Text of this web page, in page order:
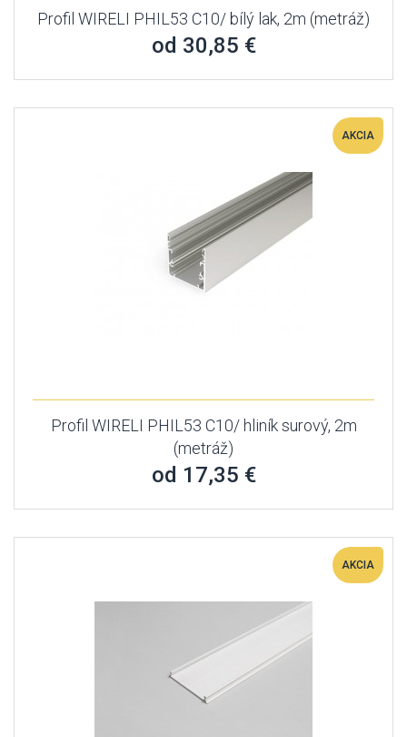
Profil WIRELI PHIL53 C10/ bílý lak, 2m (metráž)
od 30,85 €
AKCIA
Profil WIRELI PHIL53 C10/ hliník surový, 2m
(metráž)
od 17,35 €
AKCIA